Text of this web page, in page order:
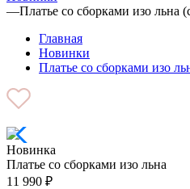
—Платье со сборками изо льна
Главная
Новинки
Платье со сборками изо
Новинка
Платье со сборками изо льна
11 990 ₽